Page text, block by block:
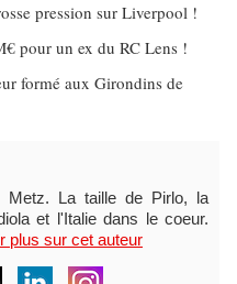
pression sur Liverpool !
pour un ex du RC Lens !
formé aux Girondins de
Metz. La taille de Pirlo, la
et l'Italie dans le coeur.
plus sur cet auteur